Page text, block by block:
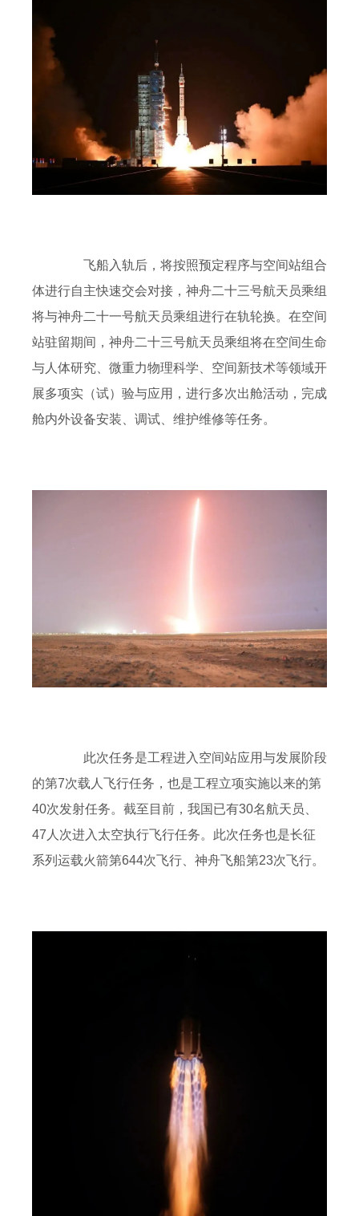
飞船入轨后，将按照预定程序与空间站组合
体进行自主快速交会对接，神舟二十三号航天员乘组
将与神舟二十一号航天员乘组进行在轨轮换。在空间
站驻留期间，神舟二十三号航天员乘组将在空间生命
与人体研究、微重力物理科学、空间新技术等领域开
展多项实（试）验与应用，进行多次出舱活动，完成
舱内外设备安装、调试、维护维修等任务。
此次任务是工程进入空间站应用与发展阶段
的第7次载人飞行任务，也是工程立项实施以来的第
40次发射任务。截至目前，我国已有30名航天员、
47人次进入太空执行飞行任务。此次任务也是长征
系列运载火箭第644次飞行、神舟飞船第23次飞行。